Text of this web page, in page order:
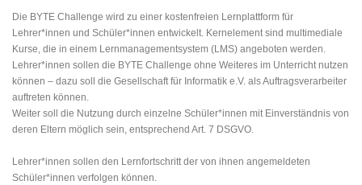
Die BYTE Challenge wird zu einer kostenfreien Lernplattform für
Lehrer*innen und Schüler*innen entwickelt. Kernelement sind multimediale
Kurse, die in einem Lernmanagementsystem (LMS) angeboten werden.
Lehrer*innen sollen die BYTE Challenge ohne Weiteres im Unterricht nutzen
können – dazu soll die Gesellschaft für Informatik e.V. als Auftragsverarbeiter
auftreten können.
Weiter soll die Nutzung durch einzelne Schüler*innen mit Einverständnis von
deren Eltern möglich sein, entsprechend Art. 7 DSGVO.
Lehrer*innen sollen den Lernfortschritt der von ihnen angemeldeten
Schüler*innen verfolgen können.